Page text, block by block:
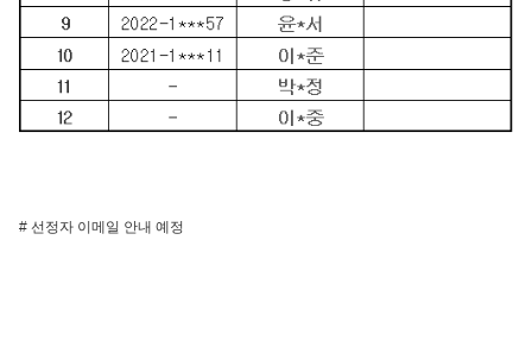
# 선정자 이메일 안내 예정